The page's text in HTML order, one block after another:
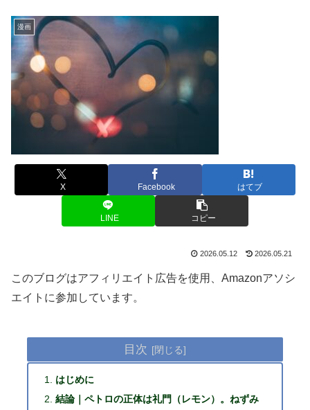
漫画
X Facebook はてブ
LINE コピー
2026.05.12 2026.05.21
このブログはアフィリエイト広告を使用、Amazonアソシ
エイトに参加しています。
目次
はじめに
結論｜ペトロの正体は礼門（レモン）。ねずみ